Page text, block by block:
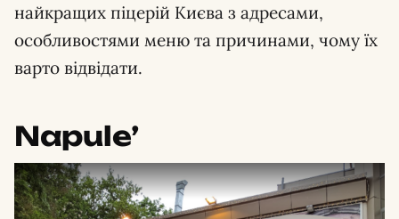
найкращих піцерій Києва з адресами,
особливостями меню та причинами, чому їх
варто відвідати.
Napule’